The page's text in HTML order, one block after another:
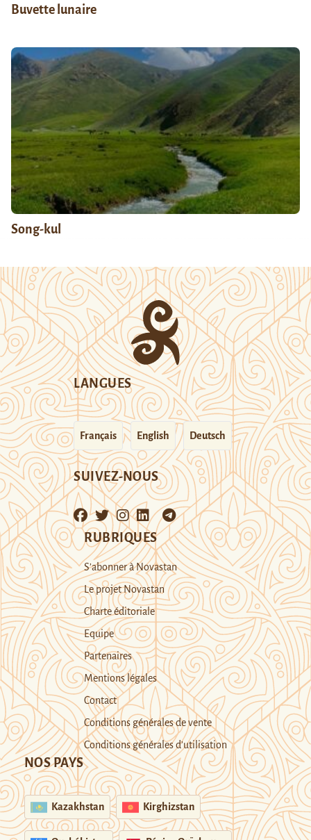
Buvette lunaire
Song-kul
LANGUES
Français English Deutsch
SUIVEZ-NOUS
RUBRIQUES
S’abonner à Novastan
Le projet Novastan
Charte éditoriale
Equipe
Partenaires
Mentions légales
Contact
Conditions générales de vente
Conditions générales d’utilisation
NOS PAYS
Kazakhstan Kirghizstan